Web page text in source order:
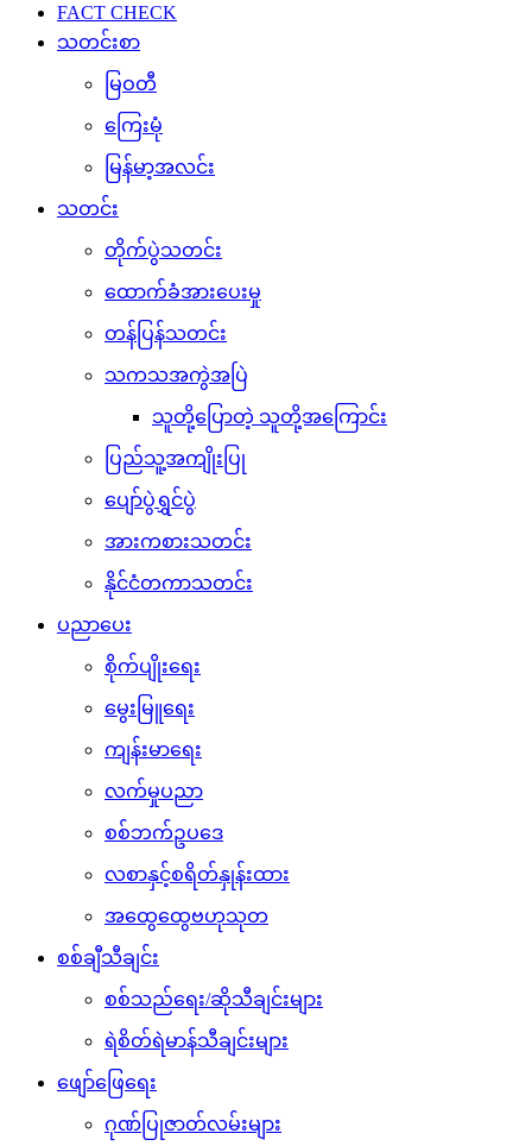
FACT CHECK
သတင်းစာ
မြဝတီ
ကြေးမုံ
မြန်မာ့အလင်း
သတင်း
တိုက်ပွဲသတင်း
ထောက်ခံအားပေးမှု
တန်ပြန်သတင်း
သကသအကွဲအပြဲ
သူတို့ပြောတဲ့ သူတို့အကြောင်း
ပြည်သူ့အကျိုးပြု
ပျော်ပွဲရွှင်ပွဲ
အားကစားသတင်း
နိုင်ငံတကာသတင်း
ပညာပေး
စိုက်ပျိုးရေး
မွေးမြူရေး
ကျန်းမာရေး
လက်မှုပညာ
စစ်ဘက်ဥပဒေ
လစာနှင့်စရိတ်နှုန်းထား
အထွေထွေဗဟုသုတ
စစ်ချီသီချင်း
စစ်သည်ရေး/ဆိုသီချင်းများ
ရဲစိတ်ရဲမာန်သီချင်းများ
ဖျော်ဖြေရေး
ဂုဏ်ပြုဇာတ်လမ်းများ